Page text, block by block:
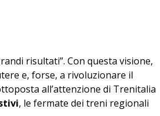
risultati”. Con questa visione,
e, forse, a rivoluzionare il
all’attenzione di Trenitalia
, le fermate dei treni regionali